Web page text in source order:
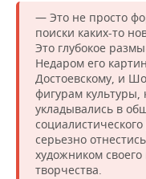
— Это не просто
поиски каких-то
Это глубокое
Недаром его
Достоевскому, и
фигурам культуры,
укладывались в
серьезно
художником
творчества.